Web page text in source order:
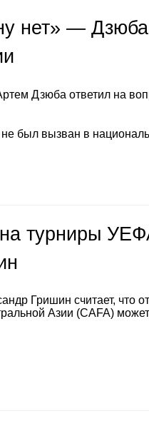
нет» —
Дзюба ответил на
был вызван в
на турниры
Гришин считает, что
Азии (CAFA)